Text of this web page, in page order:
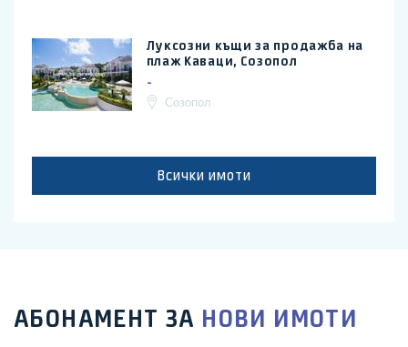
Луксозни къщи за продажба на
плаж Каваци, Созопол
-
Созопол
Всички имоти
АБОНАМЕНТ ЗА НОВИ ИМОТИ